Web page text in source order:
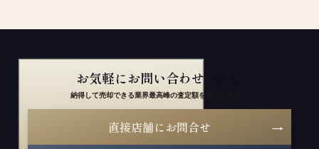
お気軽にお問い合わせ下さい
納得して売却できる業界最高峰の査定額を提示します。
直接店舗にお問合せ